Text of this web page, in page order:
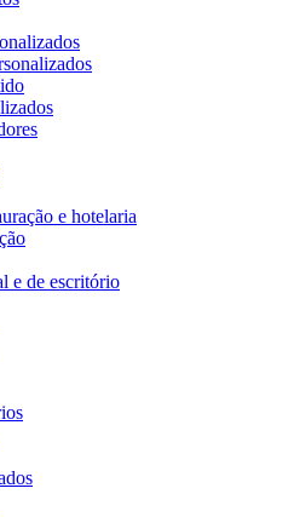
e hotelaria
e de escritório